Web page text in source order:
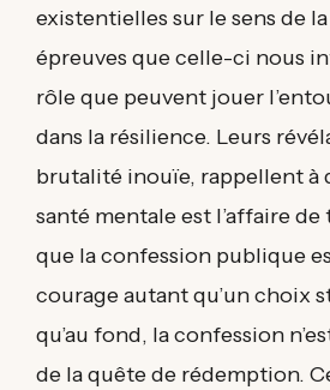
existentielles sur le sens de
épreuves que celle-ci nous
rôle que peuvent jouer
dans la résilience. Leurs
brutalité inouïe, rappellent à
santé mentale est l’affaire de
que la confession publique
courage autant qu’un choix
qu’au fond, la confession
de la quête de rédemption.